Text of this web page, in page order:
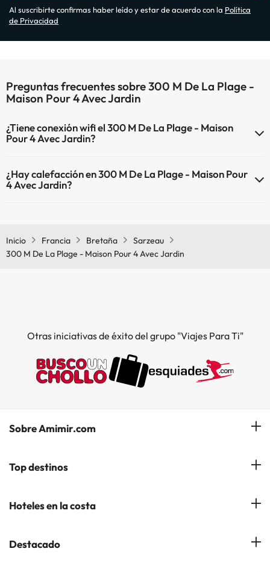
Al suscribirte confirmas haber leído y estar de acuerdo con la Política
de Privacidad
Preguntas frecuentes sobre 300 M De La Plage -
Maison Pour 4 Avec Jardin
¿Tiene conexión wifi el 300 M De La Plage - Maison
Pour 4 Avec Jardin?
¿Hay calefacción en 300 M De La Plage - Maison Pour
4 Avec Jardin?
Inicio
Francia Bretaña
Sarzeau
300 M De La Plage - Maison Pour 4 Avec Jardin
Otras iniciativas de éxito del grupo "Viajes Para Ti"
Sobre Amimir.com
¿Quiénes somos?
Gestionar mi reserva
Top destinos
Hoteles en Salou
Hoteles en Andorra la Vella
Hoteles en la costa
Hoteles en la Costa Azahar
Destacado